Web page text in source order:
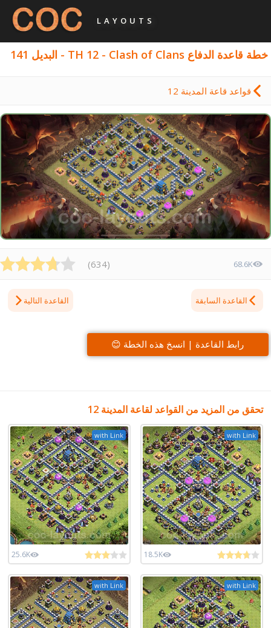
LAYOUTS
خطة قاعدة الدفاع TH 12 - Clash of Clans - البديل 141
قواعد قاعة المدينة 12
(
634
) 68.6K
القاعدة السابقة القاعدة التالية
رابط القاعدة | انسخ هذه الخطة 😊
تحقق من المزيد من القواعد لقاعة المدينة 12
with Link
18.5K
with Link
25.6K
with Link
with Link